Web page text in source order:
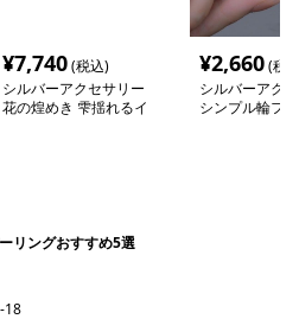
¥7,740(税込)
シルバーアクセサリー
花の煌めき 雫揺れるイ
¥2,660(税
シルバーアク
シンプル輪フ
リングおすすめ5選
18